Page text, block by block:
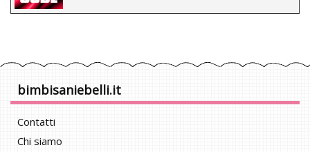
bimbisaniebelli.it
Contatti
Chi siamo